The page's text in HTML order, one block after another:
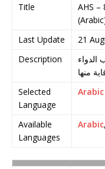
Title
AHS –
Last Update
21
Description
Selected
Language
Arabic
Available
Languages
Arabic,